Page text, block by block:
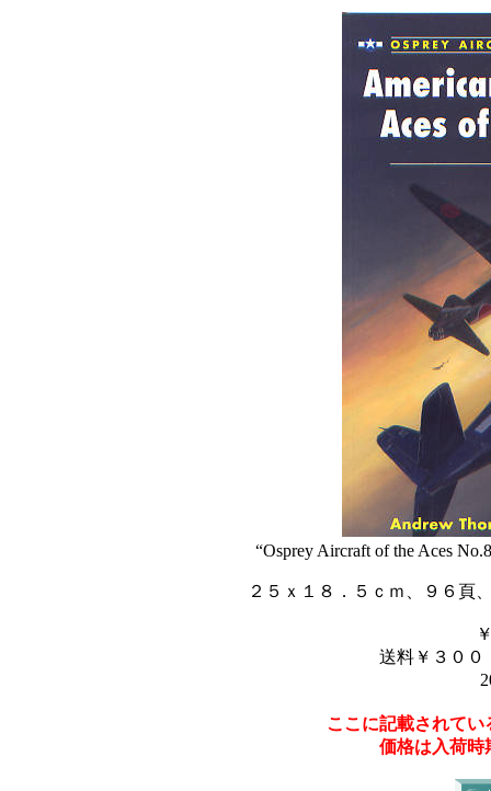
“Osprey Aircraft of the Aces
２５ｘ１８．５ｃｍ、９６頁
送料￥３００
ここに記載されて
価格は入荷時